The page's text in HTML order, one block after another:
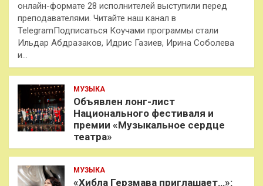
онлайн-формате 28 исполнителей выступили перед
преподавателями. Читайте наш канал в
TelegramПодписаться Коучами программы стали
Ильдар Абдразаков, Идрис Газиев, Ирина Соболева
и…
МУЗЫКА
Объявлен лонг-лист
Национального фестиваля и
премии «Музыкальное сердце
театра»
МУЗЫКА
«Хибла Герзмава приглашает…»: